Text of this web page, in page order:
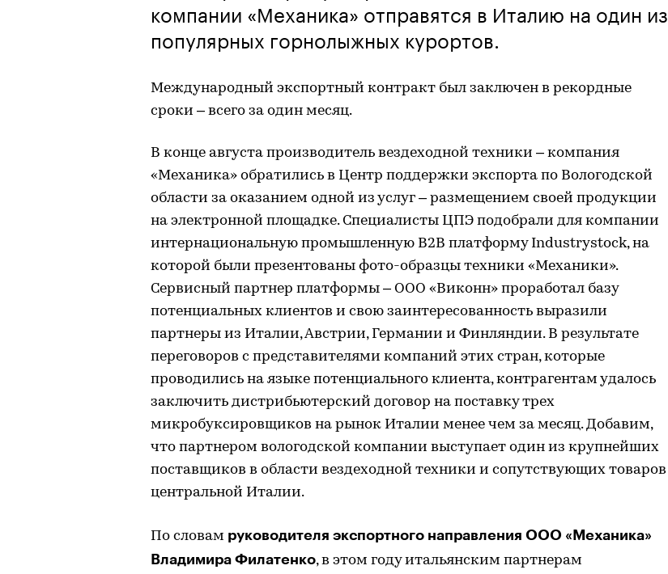
компании «Механика» отправятся в Италию на один из
популярных горнолыжных курортов.
Международный экспортный контракт был заключен в рекордные
сроки – всего за один месяц.
В конце августа производитель вездеходной техники – компания
«Механика» обратились в Центр поддержки экспорта по Вологодской
области за оказанием одной из услуг – размещением своей продукции
на электронной площадке. Специалисты ЦПЭ подобрали для компании
интернациональную промышленную B2B платформу Industrystock, на
которой были презентованы фото-образцы техники «Механики».
Сервисный партнер платформы – ООО «Виконн» проработал базу
потенциальных клиентов и свою заинтересованность выразили
партнеры из Италии, Австрии, Германии и Финляндии. В результате
переговоров с представителями компаний этих стран, которые
проводились на языке потенциального клиента, контрагентам удалось
заключить дистрибьютерский договор на поставку трех
микробуксировщиков на рынок Италии менее чем за месяц. Добавим,
что партнером вологодской компании выступает один из крупнейших
поставщиков в области вездеходной техники и сопутствующих товаров
центральной Италии.
По словам руководителя экспортного направления ООО «Механика»
Владимира Филатенко, в этом году итальянским партнерам